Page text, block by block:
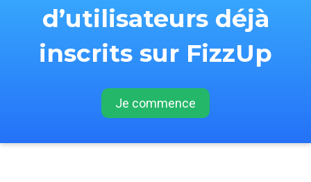
d’utilisateurs déjà
inscrits sur FizzUp
Je commence